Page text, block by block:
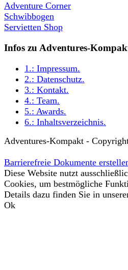
Adventure Corner
Schwibbogen
Servietten Shop
Infos zu Adventures-
1.: Impressum.
2.: Datenschutz.
3.: Kontakt.
4.: Team.
5.: Awards.
6.: Inhaltsverzeichnis.
Adventures-Kompakt -
Barrierefreie Dokumente
Diese Website nutzt
Cookies, um bestmögliche
Details dazu finden Sie in
Ok